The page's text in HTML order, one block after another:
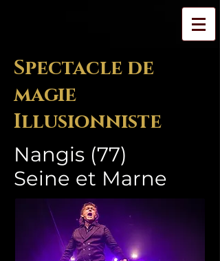
Spectacle de
magie
Illusionniste
Nangis (77)
Seine et Marne